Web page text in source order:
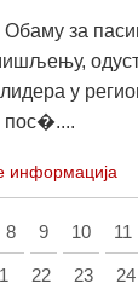
Обаму за
у
пос�....
информација
8 9 10 11
22 23 24